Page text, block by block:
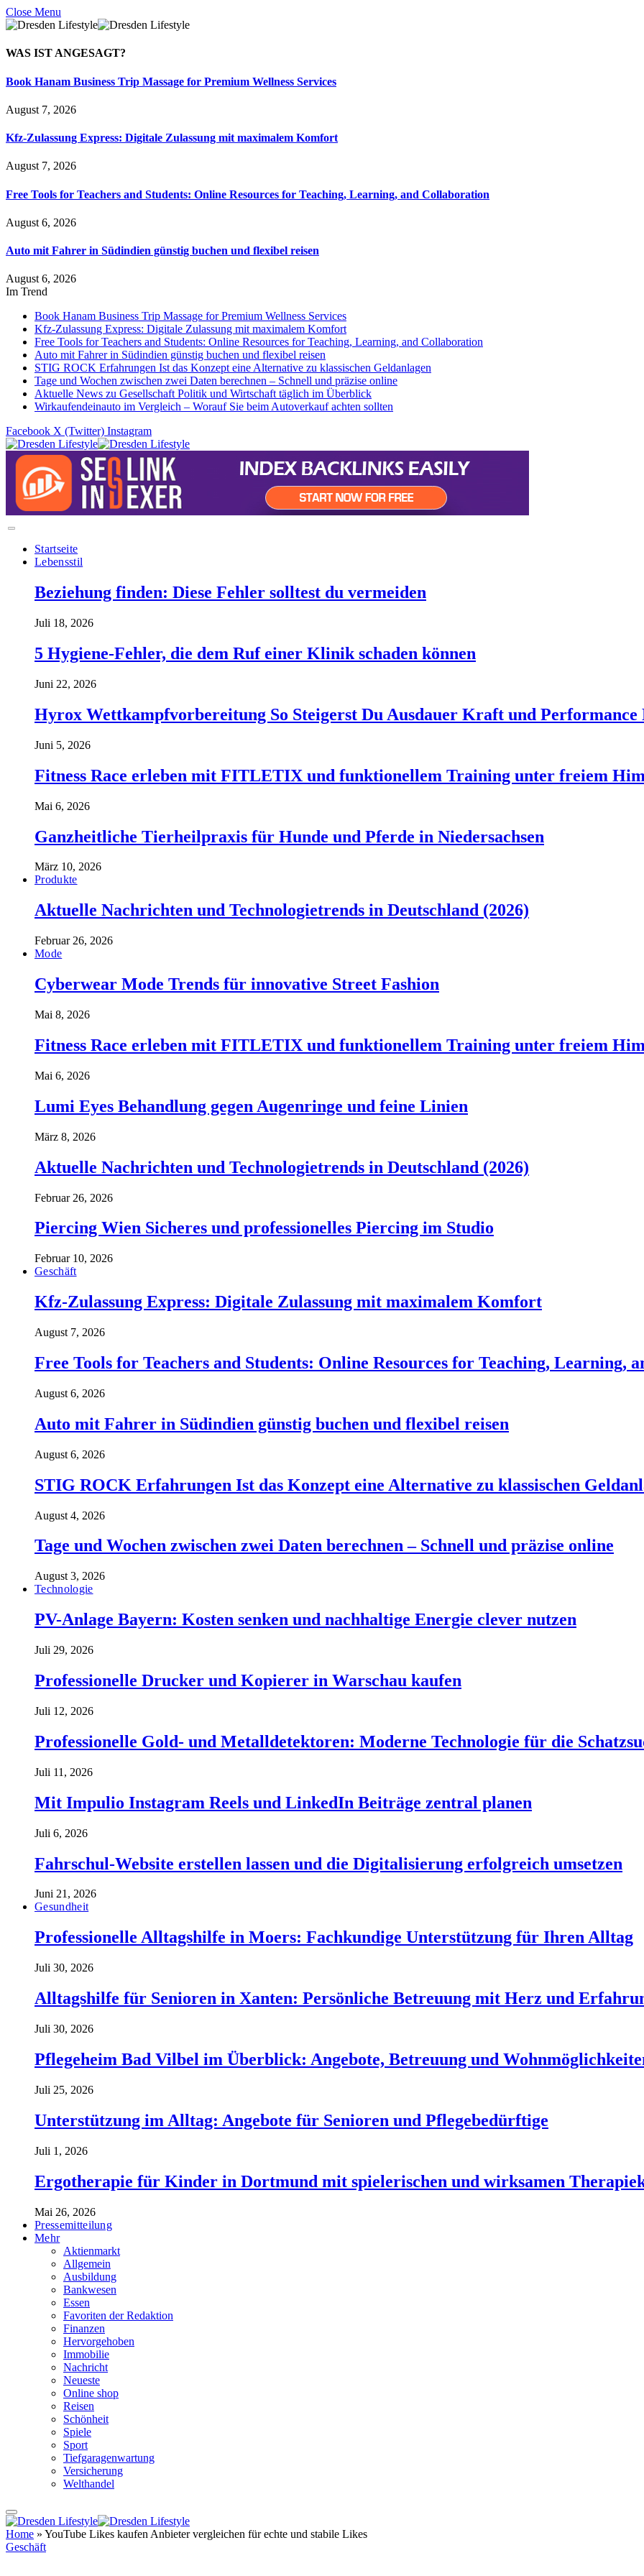
Close Menu
WAS IST ANGESAGT?
Book Hanam Business Trip Massage for Premium Wellness Services
August 7, 2026
Kfz-Zulassung Express: Digitale Zulassung mit maximalem Komfort
August 7, 2026
Free Tools for Teachers and Students: Online Resources for Teaching, Learning, and Collaboration
August 6, 2026
Auto mit Fahrer in Südindien günstig buchen und flexibel reisen
August 6, 2026
Im Trend
Book Hanam Business Trip Massage for Premium Wellness Services
Kfz-Zulassung Express: Digitale Zulassung mit maximalem Komfort
Free Tools for Teachers and Students: Online Resources for Teaching, Learning, and Collaboration
Auto mit Fahrer in Südindien günstig buchen und flexibel reisen
STIG ROCK Erfahrungen Ist das Konzept eine Alternative zu klassischen Geldanlagen
Tage und Wochen zwischen zwei Daten berechnen – Schnell und präzise online
Aktuelle News zu Gesellschaft Politik und Wirtschaft täglich im Überblick
Wirkaufendeinauto im Vergleich – Worauf Sie beim Autoverkauf achten sollten
Facebook X (Twitter) Instagram
Startseite
Lebensstil
Beziehung finden: Diese Fehler solltest du vermeiden
Juli 18, 2026
5 Hygiene-Fehler, die dem Ruf einer Klinik schaden können
Juni 22, 2026
Hyrox Wettkampfvorbereitung So Steigerst Du Ausdauer Kraft und
Juni 5, 2026
Fitness Race erleben mit FITLETIX und funktionellem Training unter freiem
Mai 6, 2026
Ganzheitliche Tierheilpraxis für Hunde und Pferde in Niedersachsen
März 10, 2026
Produkte
Aktuelle Nachrichten und Technologietrends in Deutschland (2026)
Februar 26, 2026
Mode
Cyberwear Mode Trends für innovative Street Fashion
Mai 8, 2026
Fitness Race erleben mit FITLETIX und funktionellem Training unter freiem
Mai 6, 2026
Lumi Eyes Behandlung gegen Augenringe und feine Linien
März 8, 2026
Aktuelle Nachrichten und Technologietrends in Deutschland (2026)
Februar 26, 2026
Piercing Wien Sicheres und professionelles Piercing im Studio
Februar 10, 2026
Geschäft
Kfz-Zulassung Express: Digitale Zulassung mit maximalem Komfort
August 7, 2026
Free Tools for Teachers and Students: Online Resources for Teaching, Learning,
August 6, 2026
Auto mit Fahrer in Südindien günstig buchen und flexibel reisen
August 6, 2026
STIG ROCK Erfahrungen Ist das Konzept eine Alternative zu klassischen
August 4, 2026
Tage und Wochen zwischen zwei Daten berechnen – Schnell und präzise online
August 3, 2026
Technologie
PV-Anlage Bayern: Kosten senken und nachhaltige Energie clever nutzen
Juli 29, 2026
Professionelle Drucker und Kopierer in Warschau kaufen
Juli 12, 2026
Professionelle Gold- und Metalldetektoren: Moderne Technologie für die
Juli 11, 2026
Mit Impulio Instagram Reels und LinkedIn Beiträge zentral planen
Juli 6, 2026
Fahrschul-Website erstellen lassen und die Digitalisierung erfolgreich umsetzen
Juni 21, 2026
Gesundheit
Professionelle Alltagshilfe in Moers: Fachkundige Unterstützung für Ihren Alltag
Juli 30, 2026
Alltagshilfe für Senioren in Xanten: Persönliche Betreuung mit Herz und
Juli 30, 2026
Pflegeheim Bad Vilbel im Überblick: Angebote, Betreuung und
Juli 25, 2026
Unterstützung im Alltag: Angebote für Senioren und Pflegebedürftige
Juli 1, 2026
Ergotherapie für Kinder in Dortmund mit spielerischen und wirksamen
Mai 26, 2026
Pressemitteilung
Mehr
Aktienmarkt
Allgemein
Ausbildung
Bankwesen
Essen
Favoriten der Redaktion
Finanzen
Hervorgehoben
Immobilie
Nachricht
Neueste
Online shop
Reisen
Schönheit
Spiele
Sport
Tiefgaragenwartung
Versicherung
Welthandel
Home » YouTube Likes kaufen Anbieter vergleichen für echte und stabile Likes
Geschäft